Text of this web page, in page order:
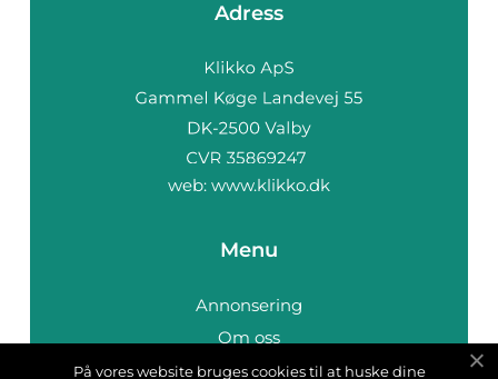
Adress
web: www.klikko.dk
Menu
Annonsering
Om oss
Cookies
På vores website bruges cookies til at huske dine